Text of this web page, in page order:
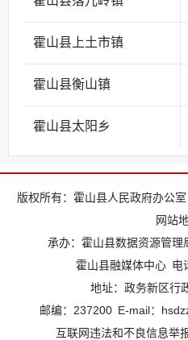
霍山县上土市镇
霍山县衡山镇
霍山县太阳乡
版权所有：霍山县人民政府办公室
网站
承办：霍山县数据资源管理
霍山县融媒体中心 电
地址：政务新区行
邮编：237200 E-mail：
互联网违法和不良信息举